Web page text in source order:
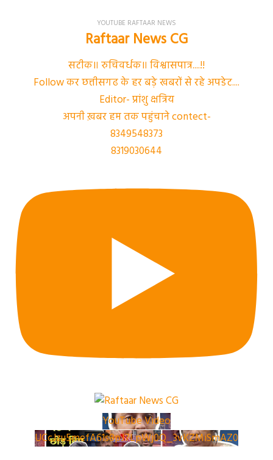
YOUTUBE RAFTAAR NEWS
Raftaar News CG
सटीक॥ रुचिवर्धक॥ विश्वासपात्र....!!
Follow कर छत्तीसगढ के हर बड़े खबरों से रहे अपडेट....
Editor- प्रांशु क्षत्रिय
अपनी ख़बर हम तक पहुंचाने contect-
8349548373
8319030644
YouTube Video
UCcJzu5mefA61s8pJ7LpWj0Q_3vKZMiSmAZ0